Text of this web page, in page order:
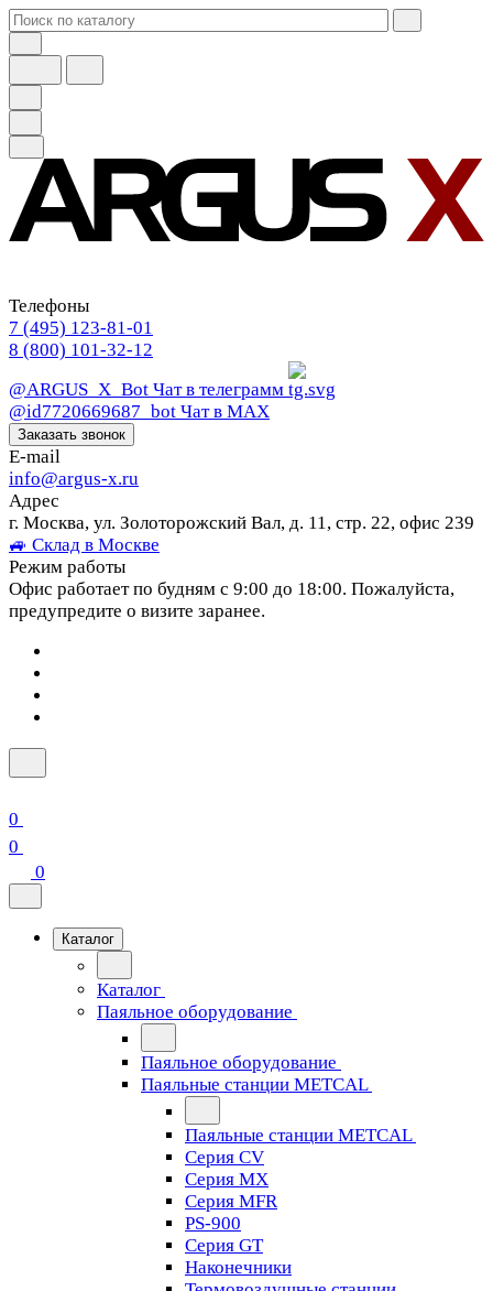
Телефоны
7 (495) 123-81-01
8 (800) 101-32-12
@ARGUS_X_Bot Чат в телеграмм
@id7720669687_bot Чат в МАХ
Заказать звонок
E-mail
info@argus-x.ru
Адрес
г. Москва, ул. Золоторожский Вал, д. 11, стр. 22, офис 239
🚙 Склад в Москве
Режим работы
Офис работает по будням с 9:00 до 18:00. Пожалуйста,
предупредите о визите заранее.
0
0
0
Каталог
Каталог
Паяльное оборудование
Паяльное оборудование
Паяльные станции METCAL
Паяльные станции METCAL
Серия CV
Серия MX
Серия MFR
PS-900
Серия GT
Наконечники